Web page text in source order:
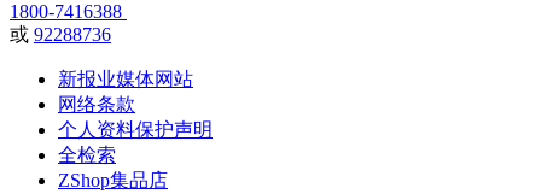
1800-7416388
或 92288736
新报业媒体网站
网络条款
个人资料保护声明
全检索
ZShop集品店